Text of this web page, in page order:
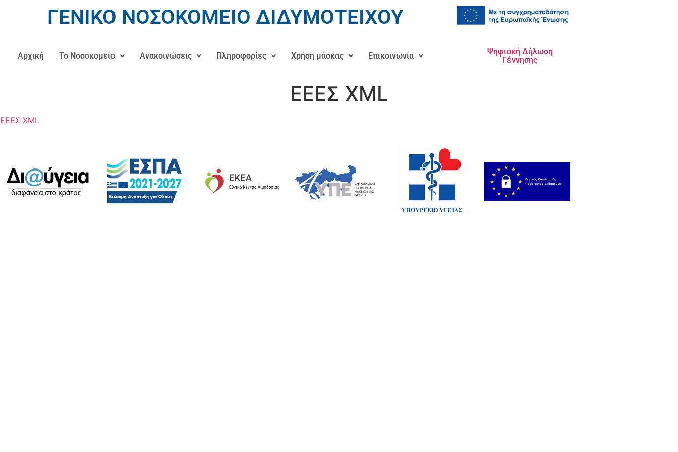
ΓΕΝΙΚΟ ΝΟΣΟΚΟΜΕΙΟ ΔΙΔΥΜΟΤΕΙΧΟΥ
Αρχική Το Νοσοκομείο Ανακοινώσεις Πληροφορίες Χρήση μάσκας Επικοινωνία
Ψηφιακή Δήλωση
Γέννησης
ΕΕΕΣ XML
ΕΕΕΣ XML